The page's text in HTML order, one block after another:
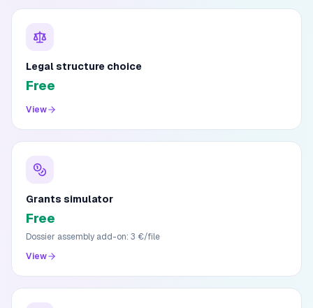
Legal structure choice
Free
View
Grants simulator
Free
Dossier assembly add-on: 3 €/file
View